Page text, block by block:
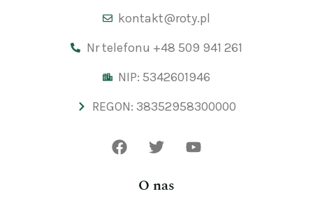
kontakt@roty.pl
Nr telefonu +48 509 941 261
NIP: 5342601946
REGON: 38352958300000
O nas